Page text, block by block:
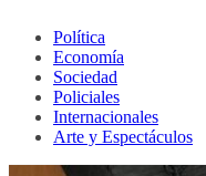
Política
Economía
Sociedad
Policiales
Internacionales
Arte y Espectáculos